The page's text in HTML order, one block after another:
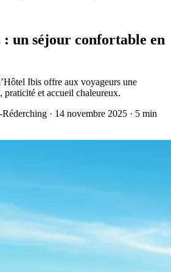
un séjour confortable en
Ibis offre aux voyageurs une
et accueil chaleureux.
· 14 novembre 2025 · 5 min